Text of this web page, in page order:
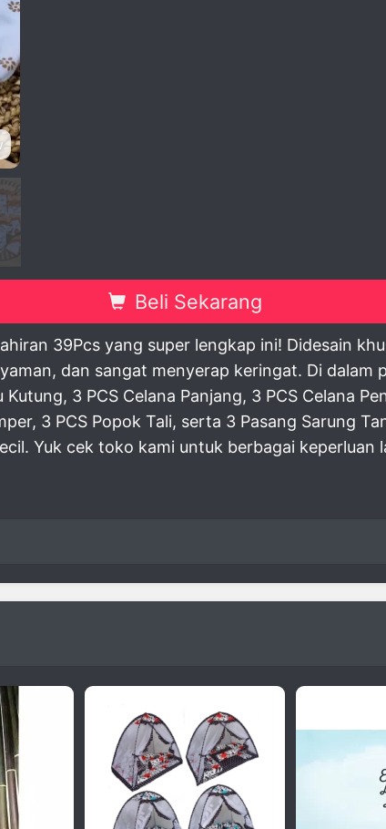
Beli Sekarang
39Pcs yang super lengkap ini! Didesain
dan sangat menyerap keringat. Di dalam
3 PCS Celana Panjang, 3 PCS Celana
3 PCS Popok Tali, serta 3 Pasang Sarung
Yuk cek toko kami untuk berbagai keperluan